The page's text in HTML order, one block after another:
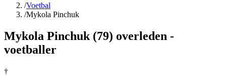
/Voetbal
/Mykola Pinchuk
Mykola Pinchuk (79) overleden -
voetballer
†